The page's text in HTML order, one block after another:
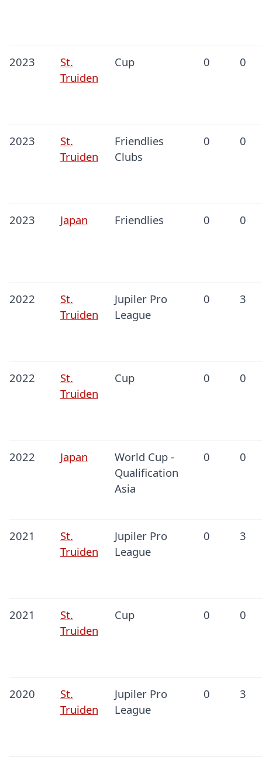
2023
St.
Truiden
Cup 0 0
2023
St.
Truiden
Friendlies
Clubs
0 0
2023 Japan Friendlies 0 0
2022
St.
Truiden
Jupiler Pro
League
0 3
2022
St.
Truiden
Cup 0 0
2022 Japan
World Cup -
Qualification
Asia
0 0
2021
St.
Truiden
Jupiler Pro
League
0 3
2021
St.
Truiden
Cup 0 0
2020
St.
Truiden
Jupiler Pro
League
0 3